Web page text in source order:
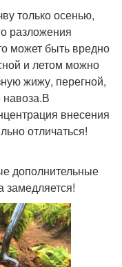
только осенью,
разложения
может быть вредно
и летом можно
жижу, перегной,
навоза.В
внесения
отличаться!
дополнительные
замедляется!